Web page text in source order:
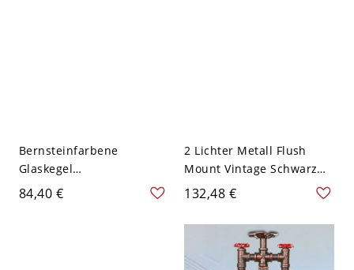
Bernsteinfarbene
Glaskegel
Halbflächenmontageleuch
te Lagerhaus 2 Lichter
84,40 €
2 Lichter Metall Flush
Mount Vintage Schwarz
Hexagon Korridor
Deckenleuchte mit
Milchglas Schirm, 14" W
132,48 €